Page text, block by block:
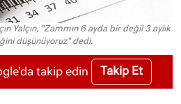
Yalçın, "Zammın 6 ayda bir değil 3 aylık
düşünüyoruz" dedi.
takip edin Takip Et